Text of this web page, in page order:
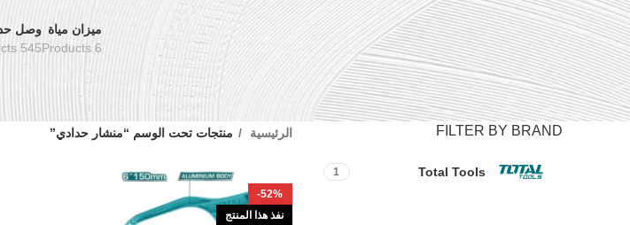
ميزان مياة
6 Products
وصل
545 Products
FILTER BY BRAND
Total Tools
1
الرئيسية منتجات تحت الوسم “منشار حدادي”
-52%
نفذ هذا المنتج